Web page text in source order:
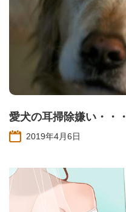
愛犬の耳掃除嫌い・・・
2019年4月6日